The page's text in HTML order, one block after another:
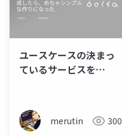
ユースケースの決まっ
ているサービスを
作りになった
merutin 300